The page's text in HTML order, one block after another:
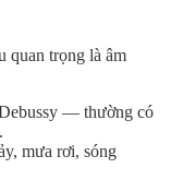
quan trọng là âm
— thường có
mưa rơi, sóng